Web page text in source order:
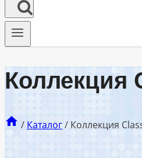
Коллекция
/ Каталог/ Коллекция